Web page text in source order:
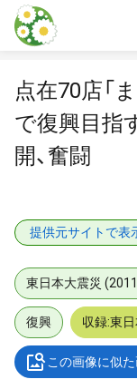
本文に飛ぶ
点在70店「
で復興目指
開、奮闘
提供元サイトで表
東日本大震災
復興 収録:東
この画像に似